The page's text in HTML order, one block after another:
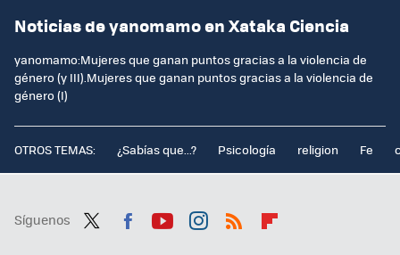
Noticias de yanomamo en Xataka Ciencia
yanomamo:Mujeres que ganan puntos gracias a la violencia de
género (y III).Mujeres que ganan puntos gracias a la violencia de
género (I)
OTROS TEMAS: ¿Sabías que...? Psicología religion Fe
Síguenos